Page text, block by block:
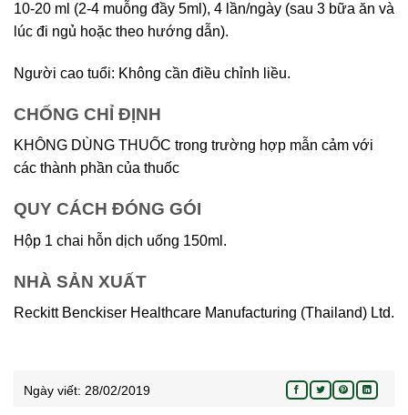
10-20 ml (2-4 muỗng đầy 5ml), 4 lần/ngày (sau 3 bữa ăn và
lúc đi ngủ hoặc theo hướng dẫn).
Người cao tuổi: Không cần điều chỉnh liều.
CHỐNG CHỈ ĐỊNH
KHÔNG DÙNG THUỐC trong trường hợp mẫn cảm với
các thành phần của thuốc
QUY CÁCH ĐÓNG GÓI
Hộp 1 chai hỗn dịch uống 150ml.
NHÀ SẢN XUẤT
Reckitt Benckiser Healthcare Manufacturing (Thailand) Ltd.
Ngày viết: 28/02/2019